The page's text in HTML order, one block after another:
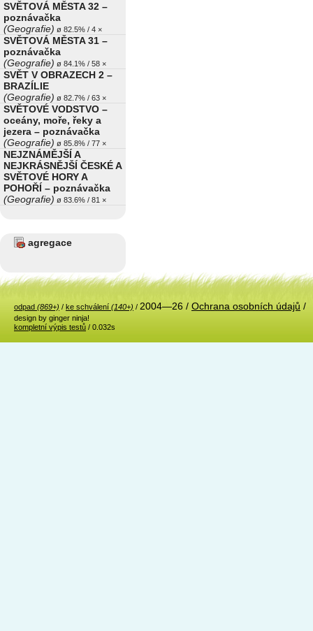
SVĚTOVÁ MĚSTA 32 –
poznávačka
(Geografie) ø 82.5% / 4 ×
SVĚTOVÁ MĚSTA 31 –
poznávačka
(Geografie) ø 84.1% / 58 ×
SVĚT V OBRAZECH 2 –
BRAZÍLIE
(Geografie) ø 82.7% / 63 ×
SVĚTOVÉ VODSTVO –
oceány, moře, řeky a
jezera – poznávačka
(Geografie) ø 85.8% / 77 ×
NEJZNÁMĚJŠÍ A
NEJKRÁSNĚJŠÍ ČESKÉ A
SVĚTOVÉ HORY A
POHOŘÍ – poznávačka
(Geografie) ø 83.6% / 81 ×
agregace
odpad (869+) / ke schválení (140+) / 2004—26 / Ochrana osobních údajů /
design by ginger ninja!
kompletní výpis testů / 0.032s